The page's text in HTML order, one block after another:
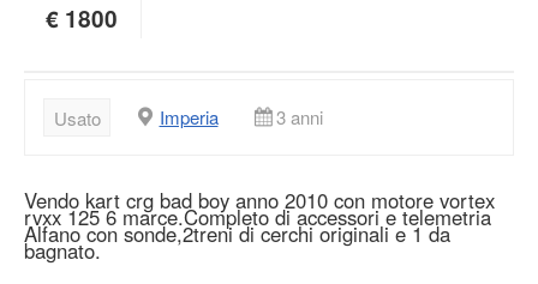
€ 1800
Usato Imperia 3 anni
Vendo kart crg bad boy anno 2010 con motore vortex
rvxx 125 6 marce.Completo di accessori e telemetria
Alfano con sonde,2treni di cerchi originali e 1 da
bagnato.